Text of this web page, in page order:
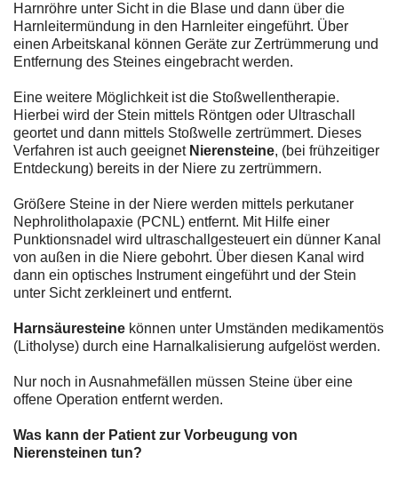
Harnröhre unter Sicht in die Blase und dann über die
Harnleitermündung in den Harnleiter eingeführt. Über
einen Arbeitskanal können Geräte zur Zertrümmerung und
Entfernung des Steines eingebracht werden.
Eine weitere Möglichkeit ist die Stoßwellentherapie.
Hierbei wird der Stein mittels Röntgen oder Ultraschall
geortet und dann mittels Stoßwelle zertrümmert. Dieses
Verfahren ist auch geeignet Nierensteine, (bei frühzeitiger
Entdeckung) bereits in der Niere zu zertrümmern.
Größere Steine in der Niere werden mittels perkutaner
Nephrolitholapaxie (PCNL) entfernt. Mit Hilfe einer
Punktionsnadel wird ultraschallgesteuert ein dünner Kanal
von außen in die Niere gebohrt. Über diesen Kanal wird
dann ein optisches Instrument eingeführt und der Stein
unter Sicht zerkleinert und entfernt.
Harnsäuresteine können unter Umständen medikamentös
(Litholyse) durch eine Harnalkalisierung aufgelöst werden.
Nur noch in Ausnahmefällen müssen Steine über eine
offene Operation entfernt werden.
Was kann der Patient zur Vorbeugung von
Nierensteinen tun?